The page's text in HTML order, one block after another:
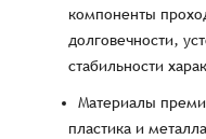
компоненты
долговечности,
стабильности
Материалы
пластика и